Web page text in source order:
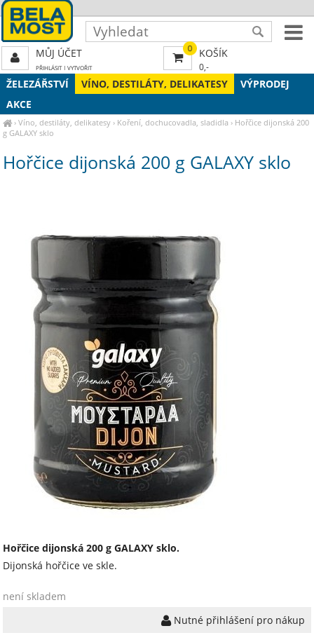
ŽELEZÁŘSTVÍ VÍNO, DESTILÁTY, DELIKATESY
VÝPRODEJ
AKCE
›Víno, destiláty, delikatesy › Koření, dochucovadla, sladidla › Hořčice dijonská 200
g GALAXY sklo
Hořčice dijonská 200 g GALAXY sklo
Hořčice dijonská 200 g GALAXY sklo.
Dijonská hořčice ve skle.
není skladem
Nutné přihlášení pro nákup
0 KOŠÍK
0,-
MŮJ ÚČET
PŘIHLÁSIT| VYTVOŘIT